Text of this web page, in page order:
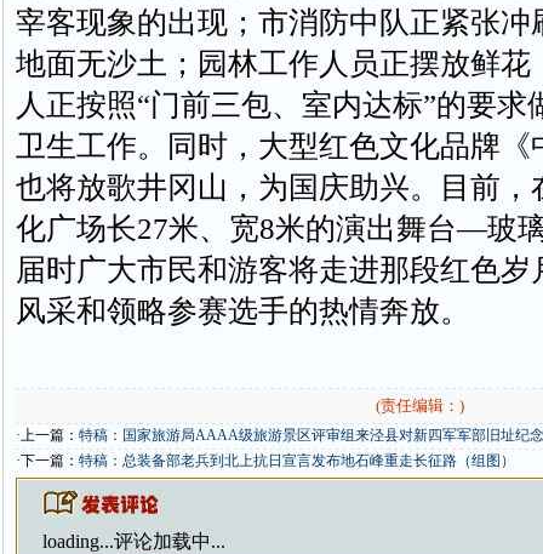
宰客现象的出现；市消防中队正紧张冲
地面无沙土；园林工作人员正摆放鲜花
人正按照“门前三包、室内达标”的要求
卫生工作。同时，大型红色文化品牌《
也将放歌井冈山，为国庆助兴。目前，
化广场长27米、宽8米的演出舞台—玻
届时广大市民和游客将走进那段红色岁
风采和领略参赛选手的热情奔放。
(责任编辑：)
·上一篇： 特稿：国家旅游局AAAA级旅游景区评审组来泾县对新四军军部旧址纪
·下一篇： 特稿：总装备部老兵到北上抗日宣言发布地石峰重走长征路（组图）
loading...评论加载中...